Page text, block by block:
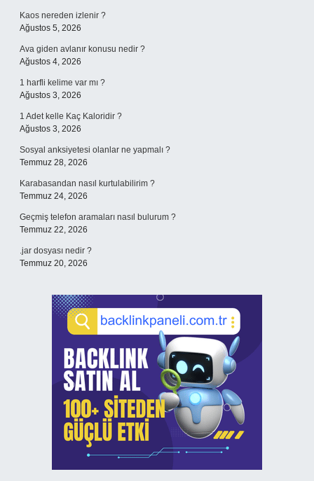
Kaos nereden izlenir ?
Ağustos 5, 2026
Ava giden avlanır konusu nedir ?
Ağustos 4, 2026
1 harfli kelime var mı ?
Ağustos 3, 2026
1 Adet kelle Kaç Kaloridir ?
Ağustos 3, 2026
Sosyal anksiyetesi olanlar ne yapmalı ?
Temmuz 28, 2026
Karabasandan nasıl kurtulabilirim ?
Temmuz 24, 2026
Geçmiş telefon aramaları nasıl bulurum ?
Temmuz 22, 2026
.jar dosyası nedir ?
Temmuz 20, 2026